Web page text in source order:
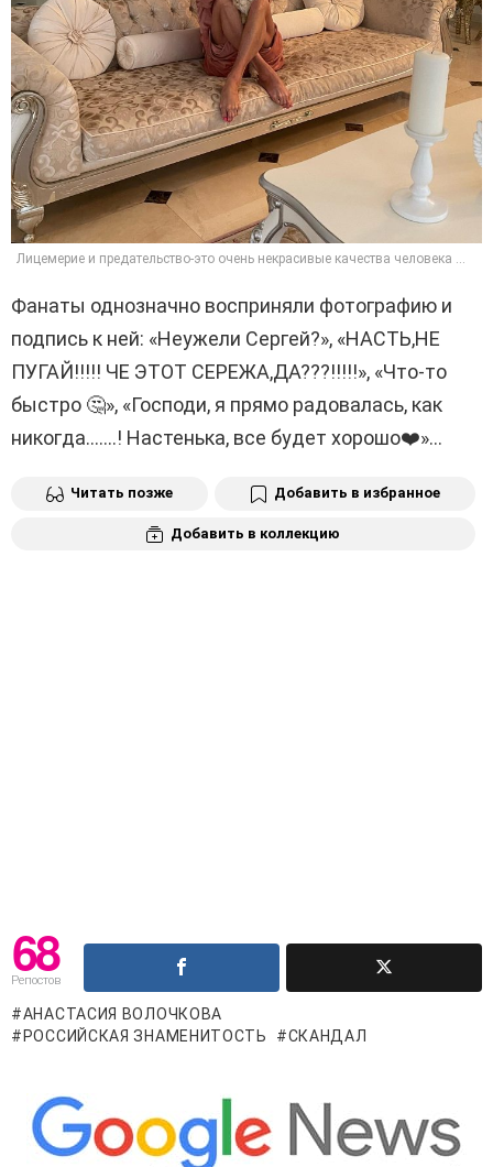
Лицемерие и предательство-это очень некрасивые качества человека …
Фанаты однозначно восприняли фотографию и
подпись к ней: «Неужели Сергей?», «НАСТЬ,НЕ
ПУГАЙ!!!!! ЧЕ ЭТОТ СЕРЕЖА,ДА???!!!!!», «Что-то
быстро 🤔», «Господи, я прямо радовалась, как
никогда…….! Настенька, все будет хорошо❤️»…
Читать позже Добавить в избранное
Добавить в коллекцию
68
Репостов
АНАСТАСИЯ ВОЛОЧКОВА
РОССИЙСКАЯ ЗНАМЕНИТОСТЬ
СКАНДАЛ